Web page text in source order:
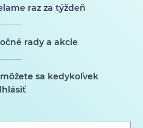
raz za týždeň
rady a akcie
sa kedykoľvek